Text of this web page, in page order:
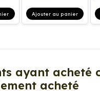
Ajouter au panier
ayant acheté
acheté